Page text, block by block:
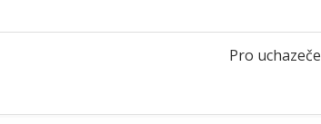
Pro uchazeče